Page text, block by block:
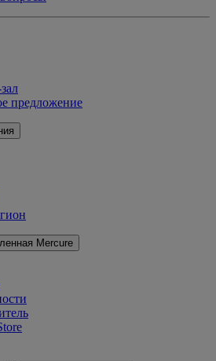
предложение
Mercure